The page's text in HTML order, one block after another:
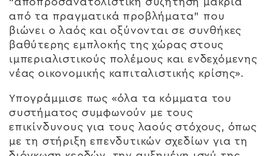
από τα πραγματικά προβλήματα” που
βιώνει ο λαός και οξύνονται σε συνθήκες
βαθύτερης εμπλοκής της χώρας στους
ιμπεριαλιστικούς πολέμους και ενδεχόμενης
νέας οικονομικής καπιταλιστικής κρίσης».
Υπογράμμισε πως «όλα τα κόμματα του
συστήματος συμφωνούν με τους
επικίνδυνους για τους λαούς στόχους, όπως
με τη στήριξη επενδυτικών σχεδίων για τη